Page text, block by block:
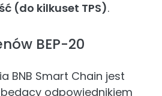
(do kilkuset TPS).
BEP-20
BNB Smart Chain jest
odpowiednikiem